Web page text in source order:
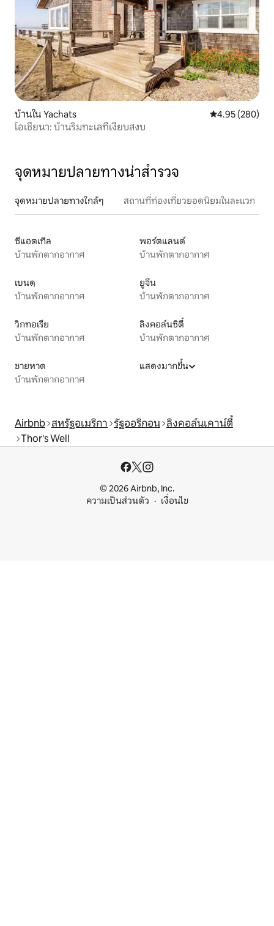
บ้านใน Yachats คะแนนเฉลี่ย
4.95 (280)
โอเชียนา: บ้านริมทะเลที่เงียบสงบ
จุดหมายปลายทางน่าสำรวจ
จุดหมายปลายทางใกล้ๆ สถานที่ท่องเที่ยวยอดนิยมในละแวก
ซีแอตเทิล
บ้านพักตากอากาศ
พอร์ตแลนด์
บ้านพักตากอากาศ
เบนดฺ
บ้านพักตากอากาศ
ยูจีน
บ้านพักตากอากาศ
วิกทอเรีย
บ้านพักตากอากาศ
ลิงคอล์นซิตี้
บ้านพักตากอากาศ
ชายหาด
บ้านพักตากอากาศ
แสดงมากขึ้น
Airbnb สหรัฐอเมริกา รัฐออริกอน ลิงคอล์นเคาน์ตี้
Thor's Well
© 2026 Airbnb, Inc.
ความเป็นส่วนตัว
เงื่อนไข